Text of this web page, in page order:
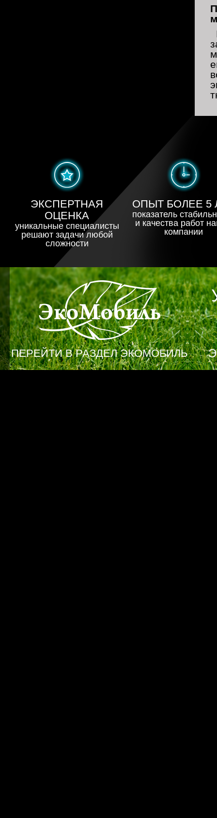
ЭКСПЕРТНАЯ
ОЦЕНКА
уникальные специалисты
решают задачи любой
сложности
ОПЫТ БОЛЕЕ 5
показатель
и качества работ
компании
Экомобиль
ПЕРЕЙТИ В РАЗДЕЛ ЭКОМОБИЛЬ